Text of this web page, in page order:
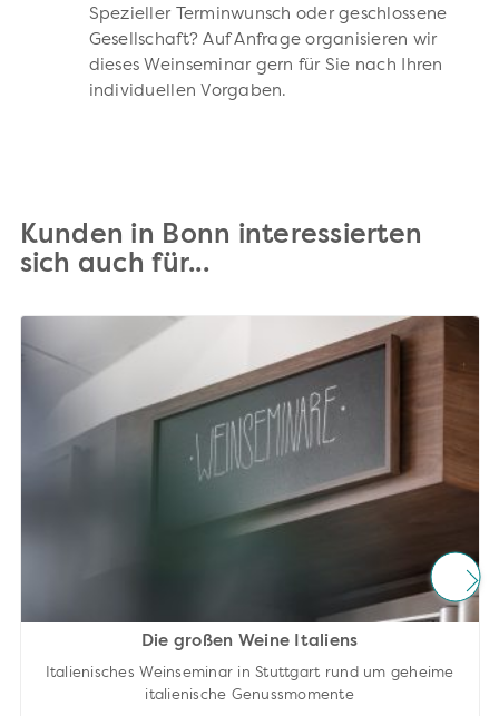
Spezieller Terminwunsch oder geschlossene
Gesellschaft? Auf Anfrage organisieren wir
dieses Weinseminar gern für Sie nach Ihren
individuellen Vorgaben.
Kunden in Bonn interessierten
sich auch für...
Die großen Weine Italiens
Italienisches Weinseminar in Stuttgart rund um geheime
italienische Genussmomente